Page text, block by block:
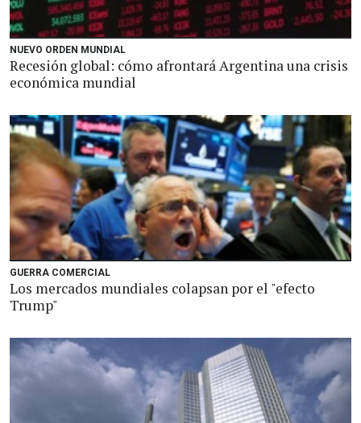
NUEVO ORDEN MUNDIAL
Recesión global: cómo afrontará Argentina una crisis
económica mundial
GUERRA COMERCIAL
Los mercados mundiales colapsan por el "efecto
Trump"